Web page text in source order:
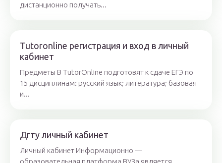
дистанционно получать...
Tutoronline регистрация и вход в личный
кабинет
Предметы В TutorOnline подготовят к сдаче ЕГЭ по
15 дисциплинам: русский язык; литература; базовая
и...
Дгту личный кабинет
Личный кабинет Информационно —